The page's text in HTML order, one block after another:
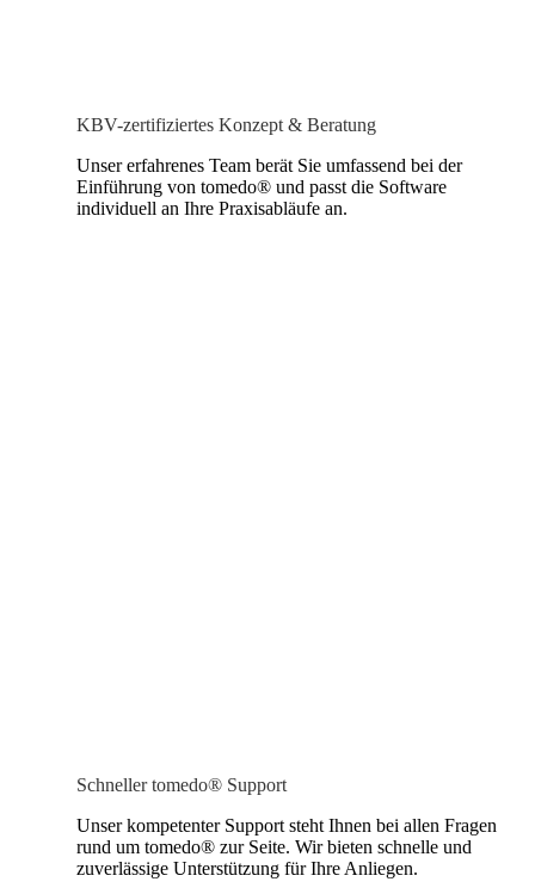
KBV-zertifiziertes Konzept & Beratung
Unser erfahrenes Team berät Sie umfassend bei der
Einführung von tomedo® und passt die Software
individuell an Ihre Praxisabläufe an.
Schneller tomedo® Support
Unser kompetenter Support steht Ihnen bei allen Fragen
rund um tomedo® zur Seite. Wir bieten schnelle und
zuverlässige Unterstützung für Ihre Anliegen.